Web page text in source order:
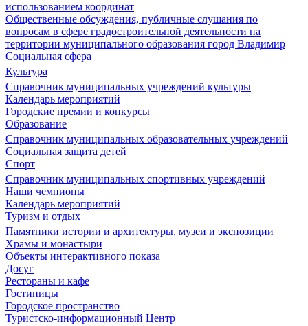
использованием координат
Общественные обсуждения, публичные слушания по
вопросам в сфере градостроительной деятельности на
территории муниципального образования город Владимир
Социальная сфера
Культура
Справочник муниципальных учреждений культуры
Календарь мероприятий
Городские премии и конкурсы
Образование
Справочник муниципальных образовательных учреждений
Социальная защита детей
Спорт
Справочник муниципальных спортивных учреждений
Наши чемпионы
Календарь мероприятий
Туризм и отдых
Памятники истории и архитектуры, музеи и экспозиции
Храмы и монастыри
Объекты интерактивного показа
Досуг
Рестораны и кафе
Гостиницы
Городское пространство
Туристско-информационный Центр